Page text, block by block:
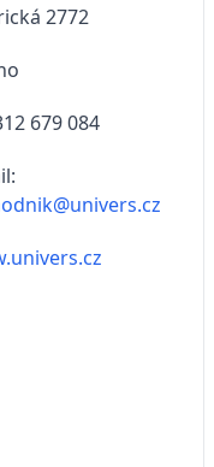
2772
679 084